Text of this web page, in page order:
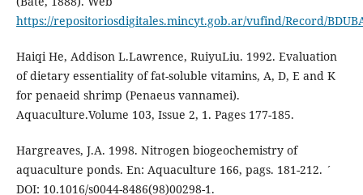
https://repositoriosdigitales.mincyt.gob.ar/vufind/Record/
Haiqi He, Addison L.Lawrence, RuiyuLiu. 1992. Evaluation
of dietary essentiality of fat-soluble vitamins, A, D, E and K
for penaeid shrimp (Penaeus vannamei).
Aquaculture.Volume 103, Issue 2, 1. Pages 177-185.
Hargreaves, J.A. 1998. Nitrogen biogeochemistry of
aquaculture ponds. En: Aquaculture 166, pags. 181-212. ´
DOI: 10.1016/s0044-8486(98)00298-1.